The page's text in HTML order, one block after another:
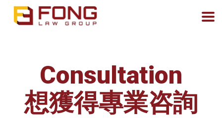
Consultation
想獲得專業咨詢